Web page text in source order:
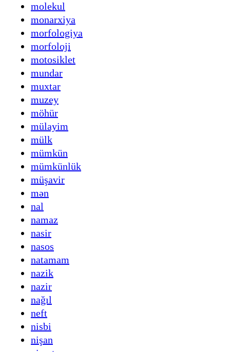
molekul
monarxiya
morfologiya
morfoloji
motosiklet
mundar
muxtar
muzey
möhür
mülayim
mülk
mümkün
mümkünlük
müşavir
mən
nal
namaz
nasir
nasos
natamam
nazik
nazir
nağıl
neft
nisbi
nişan